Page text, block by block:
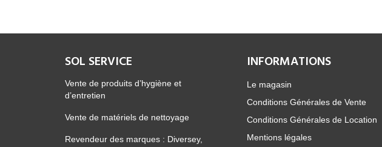
INFORMATIONS
Le magasin
Conditions Générales de Vente
Conditions Générales de Location
Mentions légales
SOL SERVICE
Vente de produits d’hygiène et
d’entretien
Vente de matériels de nettoyage
Revendeur des marques : Diversey,